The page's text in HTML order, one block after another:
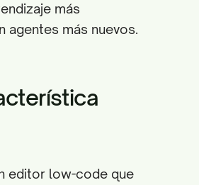
más
agentes más nuevos.
editor low-code que